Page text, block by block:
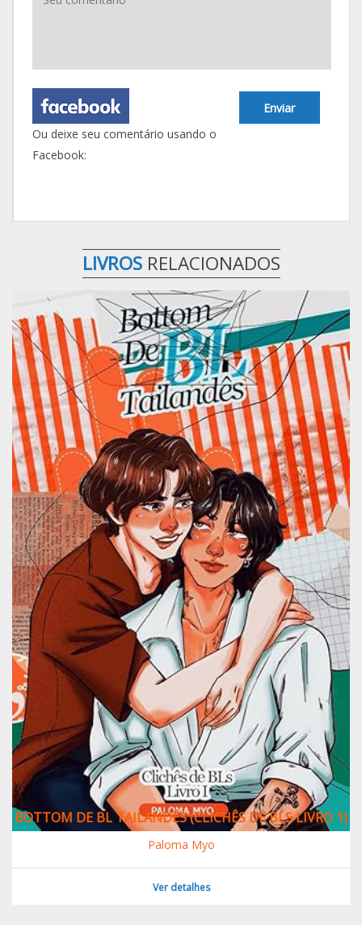
Enviar
Ou deixe seu comentário usando o
Facebook:
LIVROS RELACIONADOS
BOTTOM DE BL TAILANDÊS (CLICHÊS DE BLS LIVRO 1)
Paloma Myo
Ver detalhes